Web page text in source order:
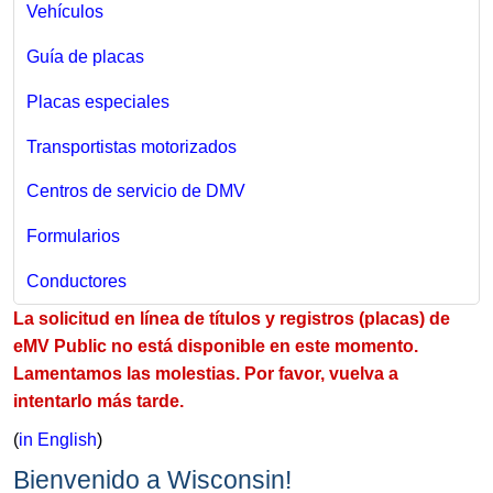
Vehículos
Guía de placas
Placas especiales
Transportistas motorizados
Centros de servicio de DMV
Formularios
Conductores
La solicitud en línea de títulos y registros (placas) de
eMV Public no está disponible en este momento.
Lamentamos las molestias. Por favor, vuelva a
intentarlo más tarde.
(in English)
Bienvenido a Wisconsin!